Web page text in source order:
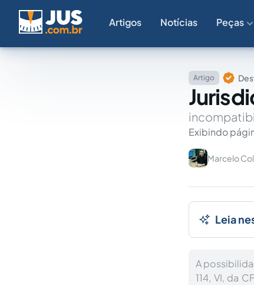
Artigos Notícias Peças
Artigo
Exibindo
Marcelo
Leia
A
114, VI, da